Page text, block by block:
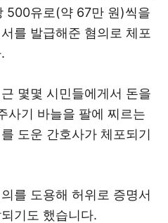
500유로(약 67만 원)씩을
를 발급해준 혐의로 체포
몇몇 시민들에게서 돈을
사기 바늘을 팔에 찌르는
도운 간호사가 체포되기
를 도용해 허위로 증명서
기도 했습니다.